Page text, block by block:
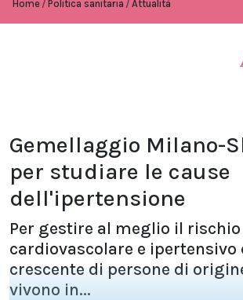
Home Politica sanitaria Attualità
Gemellaggio Milano-
per studiare le cause
dell'ipertensione
Per gestire al meglio il rischio
cardiovascolare e ipertensivo
crescente di persone di
vivono in...